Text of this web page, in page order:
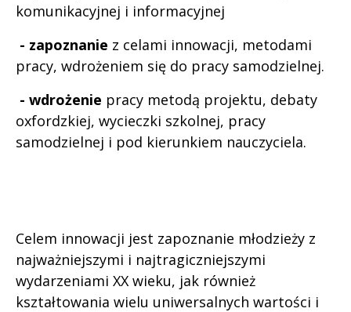
komunikacyjnej i informacyjnej
- zapoznanie z celami innowacji, metodami
pracy, wdrożeniem się do pracy samodzielnej.
- wdrożenie pracy metodą projektu, debaty
oxfordzkiej, wycieczki szkolnej, pracy
samodzielnej i pod kierunkiem nauczyciela.
Celem innowacji jest zapoznanie młodzieży z
najważniejszymi i najtragiczniejszymi
wydarzeniami XX wieku, jak również
kształtowania wielu uniwersalnych wartości i